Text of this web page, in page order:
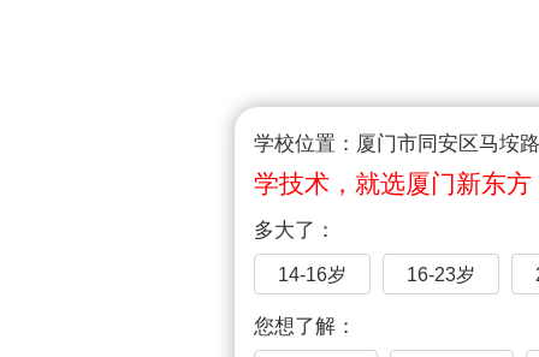
学校位置：厦门市同安区马垵
学技术，就选厦门新东方
多大了：
14-16岁 16-23岁
您想了解：